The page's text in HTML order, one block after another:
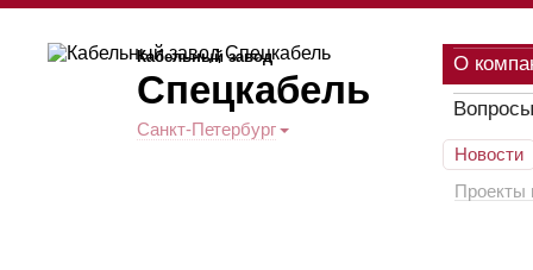
Кабельный завод
Спецкабель
Санкт-Петербург
О
Новости
Проекты